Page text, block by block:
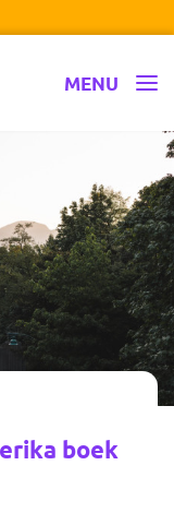
MENU
boek